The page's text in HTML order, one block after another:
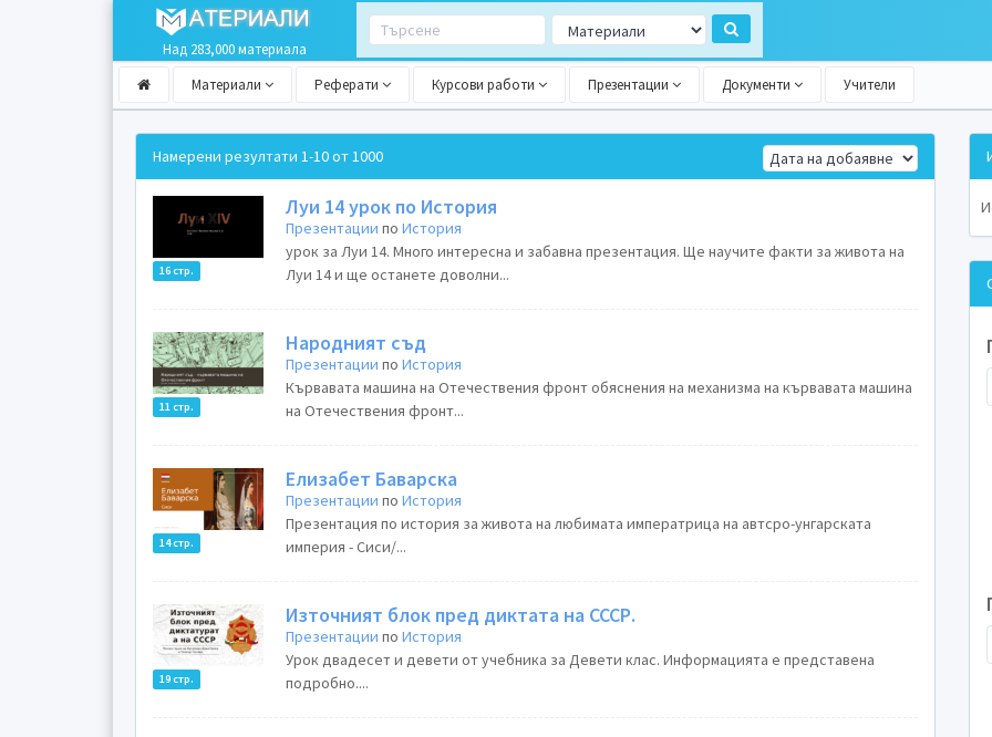
Над 283,000 материала
Материали Реферати Курсови работи Презентации Документи Учители
Намерени резултати 1-10 от 1000
16 стр.
Луи 14 урок по История
Презентации поИстория
урок за Луи 14. Много интересна и забавна презентация. Ще научите факти за живота на
Луи 14 и ще останете доволни...
11 стр.
Народният съд
Презентации поИстория
Кървавата машина на Отечествения фронт обяснения на механизма на кървавата машина
на Отечествения фронт...
14 стр.
Елизабет Баварска
Презентации поИстория
Презентация по история за живота на любимата императрица на автсро-унгарската
империя - Сиси/...
19 стр.
Източният блок пред диктата на СССР.
Презентации поИстория
Урок двадесет и девети от учебника за Девети клас. Информацията е представена
подробно....